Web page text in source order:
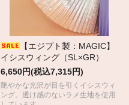
【エジプト製：MAGIC】
イシスウィング（SL×GR）
6,650円(税込7,315円)
艶やかな光沢が目を引くイシスウィ
ング。透け感のないラメ生地を使用